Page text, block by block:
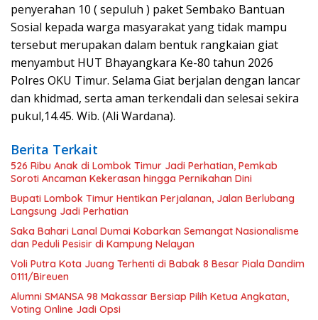
penyerahan 10 ( sepuluh ) paket Sembako Bantuan
Sosial kepada warga masyarakat yang tidak mampu
tersebut merupakan dalam bentuk rangkaian giat
menyambut HUT Bhayangkara Ke-80 tahun 2026
Polres OKU Timur. Selama Giat berjalan dengan lancar
dan khidmad, serta aman terkendali dan selesai sekira
pukul,14.45. Wib. (Ali Wardana).
Berita Terkait
526 Ribu Anak di Lombok Timur Jadi Perhatian, Pemkab
Soroti Ancaman Kekerasan hingga Pernikahan Dini
Bupati Lombok Timur Hentikan Perjalanan, Jalan Berlubang
Langsung Jadi Perhatian
Saka Bahari Lanal Dumai Kobarkan Semangat Nasionalisme
dan Peduli Pesisir di Kampung Nelayan
Voli Putra Kota Juang Terhenti di Babak 8 Besar Piala Dandim
0111/Bireuen
Alumni SMANSA 98 Makassar Bersiap Pilih Ketua Angkatan,
Voting Online Jadi Opsi